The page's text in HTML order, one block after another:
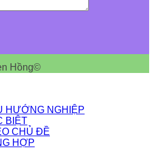
Hồng©
HƯỚNG NGHIỆP
BIỆT
CHỦ ĐỀ
HỢP